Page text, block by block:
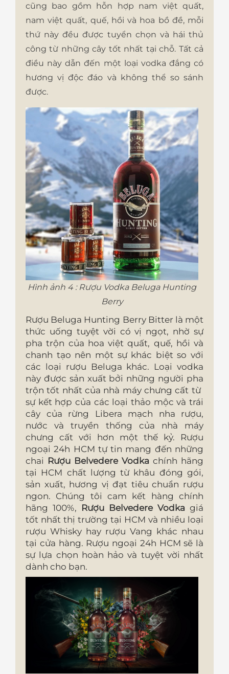
cũng bao gồm hỗn hợp nam việt quất,
nam việt quất, quế, hồi và hoa bồ đề, mỗi
thứ này đều được tuyển chọn và hái thủ
công từ những cây tốt nhất tại chỗ. Tất cả
điều này dẫn đến một loại vodka đắng có
hương vị độc đáo và không thể so sánh
được.
Hình ảnh 4 : Rượu Vodka Beluga Hunting
Berry
Rượu Beluga Hunting Berry Bitter là một
thức uống tuyệt vời có vị ngọt, nhờ sự
pha trộn của hoa việt quất, quế, hồi và
chanh tạo nên một sự khác biệt so với
các loại rượu Beluga khác. Loại vodka
này được sản xuất bởi những người pha
trộn tốt nhất của nhà máy chưng cất từ ​​
sự kết hợp của các loại thảo mộc và trái
cây của rừng Libera mạch nha rượu,
nước và truyền thống của nhà máy
chưng cất với hơn một thế kỷ. Rượu
ngoại 24h HCM tự tin mang đến những
chai Rượu Belvedere Vodka chính hãng
tại HCM chất lượng từ khâu đóng gói,
sản xuất, hương vị đạt tiêu chuẩn rượu
ngon. Chúng tôi cam kết hàng chính
hãng 100%, Rượu Belvedere Vodka giá
tốt nhất thị trường tại HCM và nhiều loại
rượu Whisky hay rượu Vang khác nhau
tại cửa hàng. Rượu ngoại 24h HCM sẽ là
sự lựa chọn hoàn hảo và tuyệt vời nhất
dành cho bạn.